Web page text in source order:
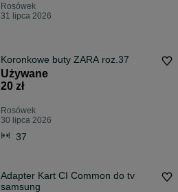
Rosówek
31 lipca 2026
Koronkowe buty ZARA roz.37
Używane
20 zł
Rosówek
30 lipca 2026
37
Adapter Kart CI Common do tv
samsung